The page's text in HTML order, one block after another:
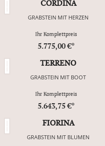
CORDINA
GRABSTEIN MIT HERZEN
Ihr Komplettpreis
5.775,00 €*
TERRENO
GRABSTEIN MIT BOOT
Ihr Komplettpreis
5.643,75 €*
FIORINA
GRABSTEIN MIT BLUMEN